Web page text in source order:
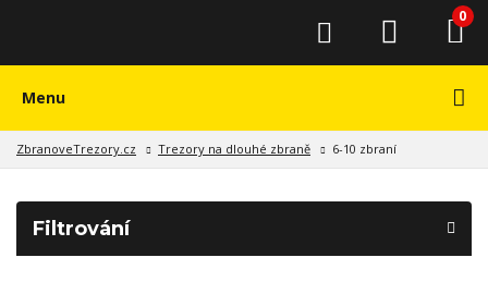
0
Menu
ZbranoveTrezory.cz Trezory na dlouhé zbraně 6-10 zbraní
Filtrování